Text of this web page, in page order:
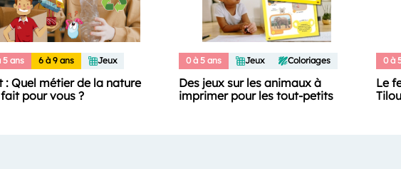
5 ans 6 à 9 ans Jeux
: Quel métier de la nature
pour vous ?
0 à 5 ans Jeux Coloriages
Des jeux sur les animaux à
imprimer pour les tout-petits
0 à
Le